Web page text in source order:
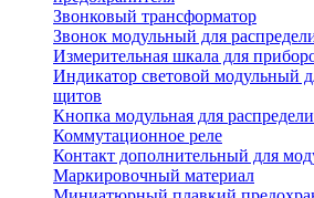
Звонковый трансформатор
Звонок модульный для
Измерительная шкала для
Индикатор световой модульный
щитов
Кнопка модульная для
Коммутационное реле
Контакт дополнительный для
Маркировочный материал